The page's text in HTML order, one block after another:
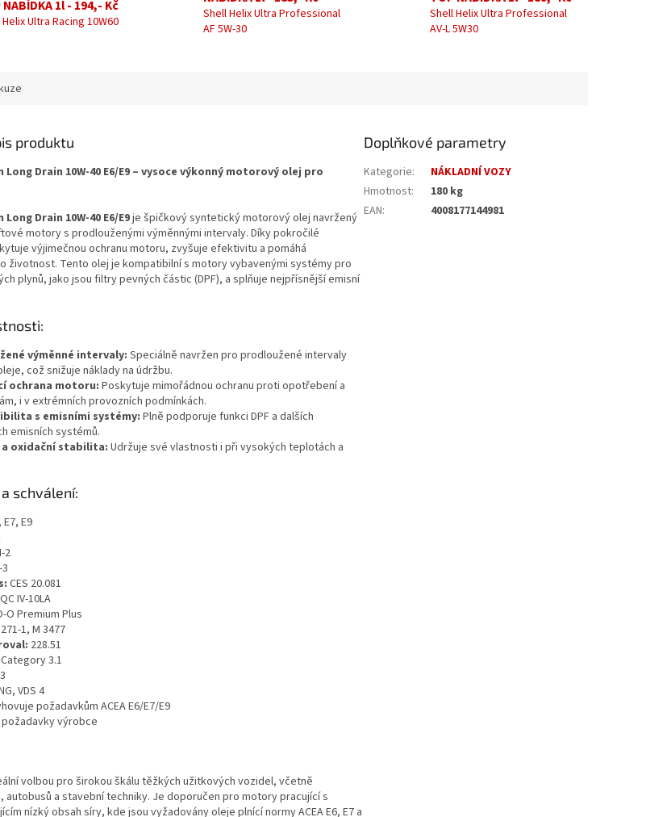
NABÍDKA 1l - 194,- Kč
Ultra Racing 10W60
Shell Helix Ultra Professional
AF 5W-30
Shell Helix Ultra Professional
AV-L 5W30
produktu
Drain 10W-40 E6/E9 – vysoce výkonný motorový olej pro
Drain 10W-40 E6/E9je špičkový syntetický motorový olej navržený
motory s prodlouženými výměnnými intervaly. Díky pokročilé
výjimečnou ochranu motoru, zvyšuje efektivitu a pomáhá
životnost. Tento olej je kompatibilní s motory vybavenými systémy pro
plynů, jako jsou filtry pevných částic (DPF), a splňuje nejpřísnější emisní
výměnné intervaly:Speciálně navržen pro prodloužené intervaly
což snižuje náklady na údržbu.
ochrana motoru:Poskytuje mimořádnou ochranu proti opotřebení a
i v extrémních provozních podmínkách.
s emisními systémy: Plně podporuje funkci DPF a dalších
emisních systémů.
a oxidační stabilita:Udržuje své vlastnosti i při vysokých teplotách a
schválení:
E7, E9
2
CES 20.081
IV-10LA
O Premium Plus
1, M 3477
228.51
3.1
VDS 4
požadavkům ACEA E6/E7/E9
požadavky výrobce
volbou pro širokou škálu těžkých užitkových vozidel, včetně
autobusů a stavební techniky. Je doporučen pro motory pracující s
nízký obsah síry, kde jsou vyžadovány oleje plnící normy ACEA E6, E7 a
Doplňkové parametry
Kategorie:
NÁKLADNÍ VOZY
Hmotnost:
180 kg
EAN: 4008177144981